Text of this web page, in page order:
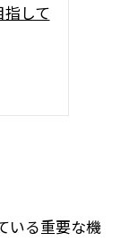
して
いる重要な機